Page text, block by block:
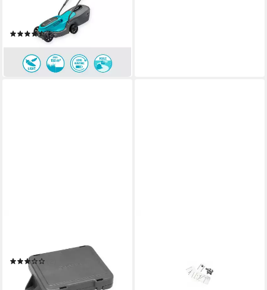
Schnitthöhe
Größe Auffangbehälter
(2)
ab 256,90 €
12,76 €mtl. in 24 Raten
in 8-10 Werktagen bei dir
Winterschutzbox für Kabel
22,78 €
in 2-3 Werktagen bei dir